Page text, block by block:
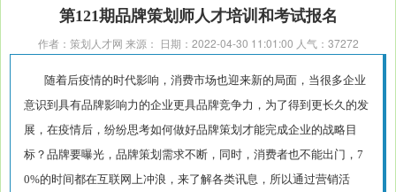
第121期品牌策划师人才培训和考试报名
作者：策划人才网 来源： 日期：2022-04-30 11:01:00 人气： 37272
随着后疫情的时代影响，消费市场也迎来新的局面，当很多企业
意识到具有品牌影响力的企业更具品牌竞争力，为了得到更长久的发
展，在疫情后，纷纷思考如何做好品牌策划才能完成企业的战略目
标？品牌要曝光，品牌策划需求不断，同时，消费者也不能出门，7
0%的时间都在互联网上冲浪，来了解各类讯息，所以通过营销活